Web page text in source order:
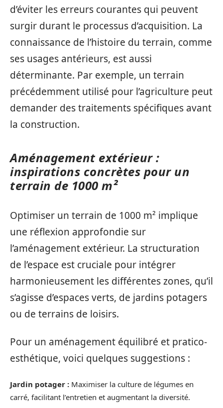
d’éviter les erreurs courantes qui peuvent
surgir durant le processus d’acquisition. La
connaissance de l’histoire du terrain, comme
ses usages antérieurs, est aussi
déterminante. Par exemple, un terrain
précédemment utilisé pour l’agriculture peut
demander des traitements spécifiques avant
la construction.
Aménagement extérieur :
inspirations concrètes pour un
terrain de 1000 m²
Optimiser un terrain de 1000 m² implique
une réflexion approfondie sur
l’aménagement extérieur. La structuration
de l’espace est cruciale pour intégrer
harmonieusement les différentes zones, qu’il
s’agisse d’espaces verts, de jardins potagers
ou de terrains de loisirs.
Pour un aménagement équilibré et pratico-
esthétique, voici quelques suggestions :
Jardin potager : Maximiser la culture de légumes en
carré, facilitant l’entretien et augmentant la diversité.